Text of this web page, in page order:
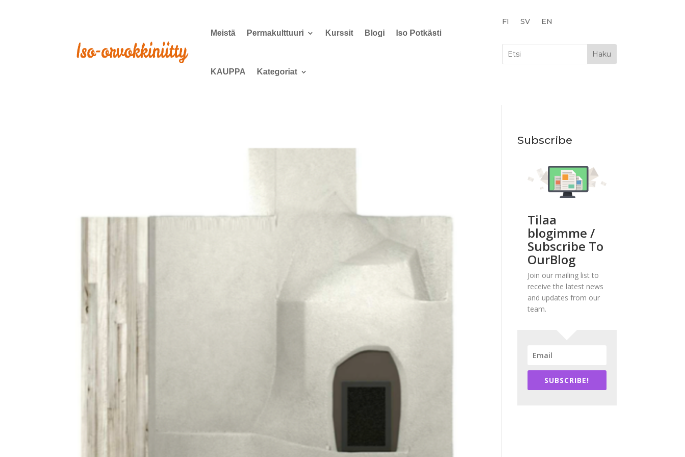
Meistä Permakulttuuri Kurssit Blogi Iso Potkästi
KAUPPA Kategoriat
FI SV EN
Subscribe
Tilaa
blogimme /
Subscribe To
OurBlog
Join our mailing list to
receive the latest news
and updates from our
team.
SUBSCRIBE!